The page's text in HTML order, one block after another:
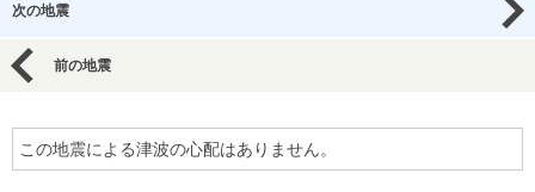
次の地震
前の地震
この地震による津波の心配はありません。